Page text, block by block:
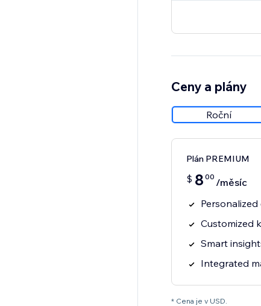
Ceny a plány
Roční
Plán PREMIUM
$ 8 00 /měsíc
Customized
Smart
Integrated
* Cena je v USD.